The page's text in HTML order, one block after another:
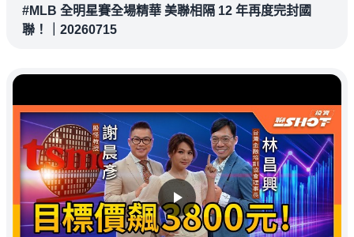
#MLB 全明星賽全場精華 美聯相隔 12 年再度完封國
聯！｜20260715